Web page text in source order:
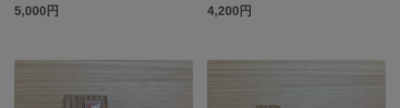
5,000円
4,200円